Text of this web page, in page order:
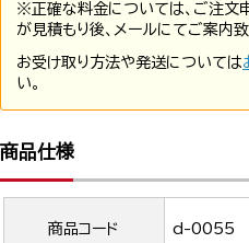
※正確な料金については、ご注文
が見積もり後、メールにてご案内致
お受け取り方法や発送については
い。
商品仕様
商品コード d-0055